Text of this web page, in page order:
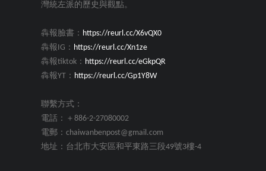
灣統左派的歷史與觀點。
犇報臉書： https://reurl.cc/X6vQX0
犇報IG： https://reurl.cc/Xn1ze
犇報tiktok： https://reurl.cc/eGkpQR
犇報YT： https://reurl.cc/Gp1Y8W
聯繫方式：
電話：＋886-2-27080002
電郵：chaiwanbenpost@gmail.com
地址：台北市大安區和平東路三段49號3樓-4